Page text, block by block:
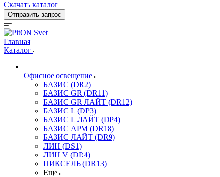
Скачать каталог
Отправить запрос
Главная
Каталог
Офисное освещение
БАЗИС (DR2)
БАЗИС GR (DR11)
БАЗИС GR ЛАЙТ (DR12)
БАЗИС L (DP3)
БАЗИС L ЛАЙТ (DP4)
БАЗИС АРМ (DR18)
БАЗИС ЛАЙТ (DR9)
ЛИН (DS1)
ЛИН V (DR4)
ПИКСЕЛЬ (DR13)
Еще